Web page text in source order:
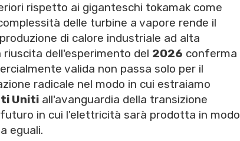
rispetto ai giganteschi tokamak come
delle turbine a vapore rende il
di calore industriale ad alta
dell'esperimento del 2026 conferma
valida non passa solo per il
radicale nel modo in cui estraiamo
Uniti all'avanguardia della transizione
in cui l'elettricità sarà prodotta in modo
eguali.